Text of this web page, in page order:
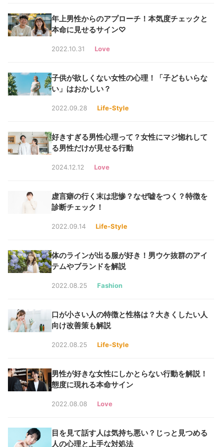
年上男性からのアプローチ！本気度チェックと
本命に見せるサイン♡
2022.10.31 Love
子供が欲しくない女性の心理！「子どもいらな
い」はおかしい？
2022.09.28 Life-Style
好きすぎる男性心理って？女性にマジ惚れして
る男性だけが見せる行動
2024.12.12 Love
虚言癖の行く末は悲惨？なぜ嘘をつく？特徴を
診断チェック！
2022.09.14 Life-Style
体のラインが出る服が好き！男ウケ抜群のアイ
テムやブランドを解説
2022.08.25 Fashion
口が小さい人の特徴と性格は？大きくしたい人
向け改善策も解説
2022.08.25 Life-Style
男性が好きな女性にしかとらない行動を解説！
態度に現れる本命サイン
2022.08.08 Love
目を見て話す人は気持ち悪い？じっと見つめる
人の心理と上手な対処法